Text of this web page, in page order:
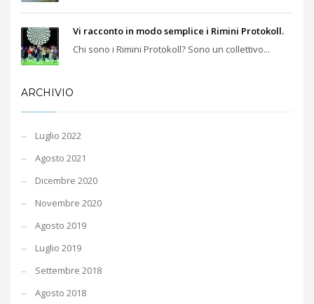
Vi racconto in modo semplice i Rimini Protokoll.
Chi sono i Rimini Protokoll? Sono un collettivo...
ARCHIVIO
Luglio 2022
Agosto 2021
Dicembre 2020
Novembre 2020
Agosto 2019
Luglio 2019
Settembre 2018
Agosto 2018